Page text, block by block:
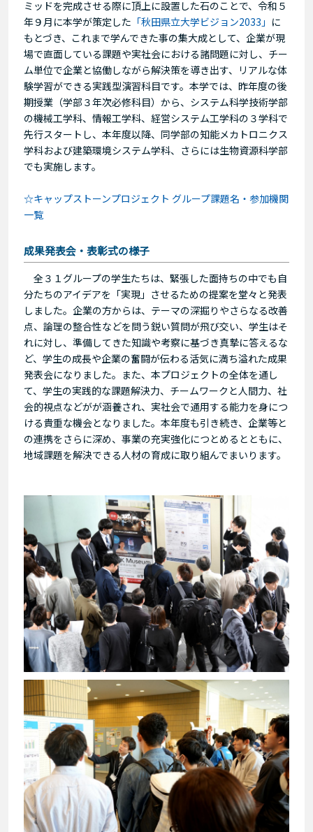
ミッドを完成させる際に頂上に設置した石のことで、令和５
年９月に本学が策定した 「秋田県立大学ビジョン2033」 に
もとづき、これまで学んできた事の集大成として、企業が現
場で直面している課題や実社会における諸問題に対し、チー
ム単位で企業と協働しながら解決策を導き出す、リアルな体
験学習ができる実践型演習科目です。本学では、昨年度の後
期授業（学部３年次必修科目）から、システム科学技術学部
の機械工学科、情報工学科、経営システム工学科の３学科で
先行スタートし、本年度以降、同学部の知能メカトロニクス
学科および建築環境システム学科、さらには生物資源科学部
でも実施します。
☆キャップストーンプロジェクト グループ課題名・参加機関
一覧
成果発表会・表彰式の様子
全３１グループの学生たちは、緊張した面持ちの中でも自
分たちのアイデアを「実現」させるための提案を堂々と発表
しました。企業の方からは、テーマの深掘りやさらなる改善
点、論理の整合性などを問う鋭い質問が飛び交い、学生はそ
れに対し、準備してきた知識や考察に基づき真摯に答えるな
ど、学生の成長や企業の奮闘が伝わる活気に満ち溢れた成果
発表会になりました。また、本プロジェクトの全体を通し
て、学生の実践的な課題解決力、チームワークと人間力、社
会的視点などがが涵養され、実社会で通用する能力を身につ
ける貴重な機会となりました。本年度も引き続き、企業等と
の連携をさらに深め、事業の充実強化につとめるとともに、
地域課題を解決できる人材の育成に取り組んでまいります。